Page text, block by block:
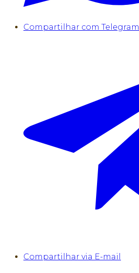
Compartilhar com Telegram
Compartilhar via E-mail